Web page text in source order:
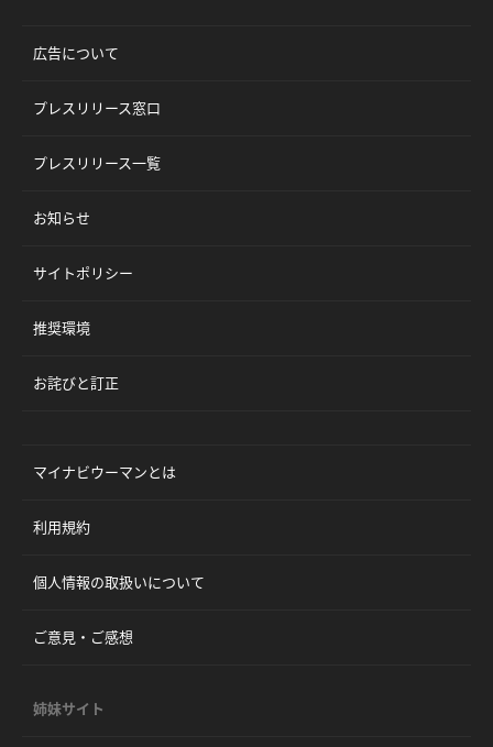
広告について
プレスリリース窓口
プレスリリース一覧
お知らせ
サイトポリシー
推奨環境
お詫びと訂正
マイナビウーマンとは
利用規約
個人情報の取扱いについて
ご意見・ご感想
姉妹サイト